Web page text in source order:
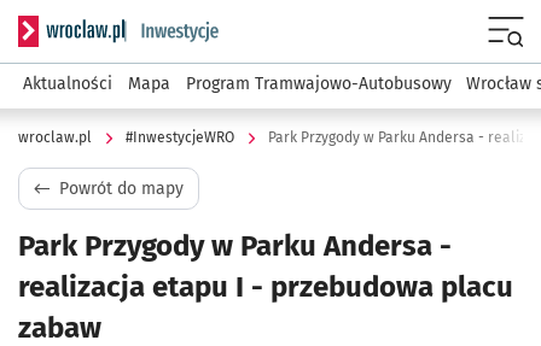
Serwis informacyjny wroclaw.pl podserwis:
Aktualności Mapa Program Tramwajowo-Autobusowy Wrocław
wroclaw.pl #InwestycjeWRO Park Przygody w Parku Andersa -
Powrót do mapy
Park Przygody w Parku Andersa -
realizacja etapu I - przebudowa placu
zabaw